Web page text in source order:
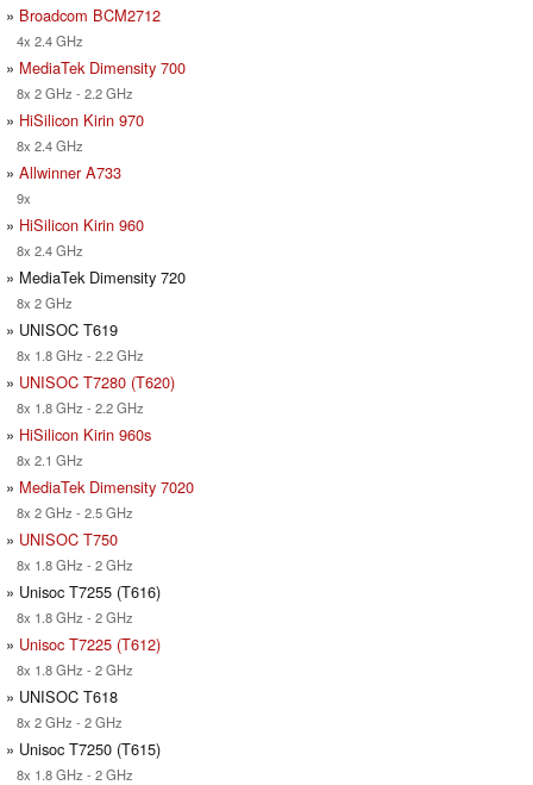
» Broadcom BCM2712
4x 2.4 GHz
» MediaTek Dimensity 700
8x 2 GHz - 2.2 GHz
» HiSilicon Kirin 970
8x 2.4 GHz
» Allwinner A733
9x
» HiSilicon Kirin 960
8x 2.4 GHz
» MediaTek Dimensity 720
8x 2 GHz
» UNISOC T619
8x 1.8 GHz - 2.2 GHz
» UNISOC T7280 (T620)
8x 1.8 GHz - 2.2 GHz
» HiSilicon Kirin 960s
8x 2.1 GHz
» MediaTek Dimensity 7020
8x 2 GHz - 2.5 GHz
» UNISOC T750
8x 1.8 GHz - 2 GHz
» Unisoc T7255 (T616)
8x 1.8 GHz - 2 GHz
» Unisoc T7225 (T612)
8x 1.8 GHz - 2 GHz
» UNISOC T618
8x 2 GHz - 2 GHz
» Unisoc T7250 (T615)
8x 1.8 GHz - 2 GHz